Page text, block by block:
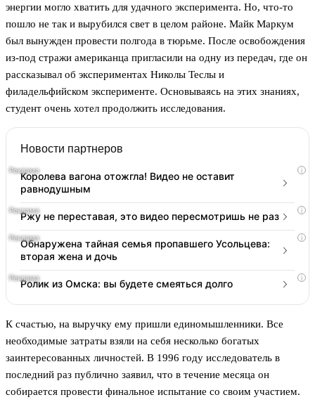
энергии могло хватить для удачного эксперимента. Но, что-то
пошло не так и вырубился свет в целом районе. Майк Маркум
был вынужден провести полгода в тюрьме. После освобождения
из-под стражи американца пригласили на одну из передач, где он
рассказывал об экспериментах Николы Теслы и
филадельфийском эксперименте. Основываясь на этих знаниях,
студент очень хотел продолжить исследования.
Новости партнеров
i
Королева вагона отожгла! Видео не оставит
равнодушным
i
Ржу не переставая, это видео пересмотришь не раз
i
Обнаружена тайная семья пропавшего Усольцева:
вторая жена и дочь
i
Ролик из Омска: вы будете смеяться долго
К счастью, на выручку ему пришли единомышленники. Все
необходимые затраты взяли на себя несколько богатых
заинтересованных личностей. В 1996 году исследователь в
последний раз публично заявил, что в течение месяца он
собирается провести финальное испытание со своим участием.